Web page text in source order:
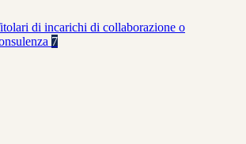
di incarichi di collaborazione o
7